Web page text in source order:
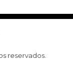
reservados.